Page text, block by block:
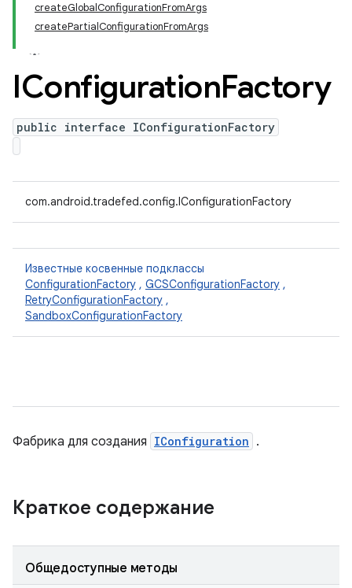
createGlobalConfigurationFromArgs
createPartialConfigurationFromArgs
IConfigurationFactory
public interface IConfigurationFactory
com.android.tradefed.config.IConfigurationFactory
Известные косвенные подклассы
ConfigurationFactory , GCSConfigurationFactory ,
RetryConfigurationFactory ,
SandboxConfigurationFactory
Фабрика для создания IConfiguration .
Краткое содержание
Общедоступные методы